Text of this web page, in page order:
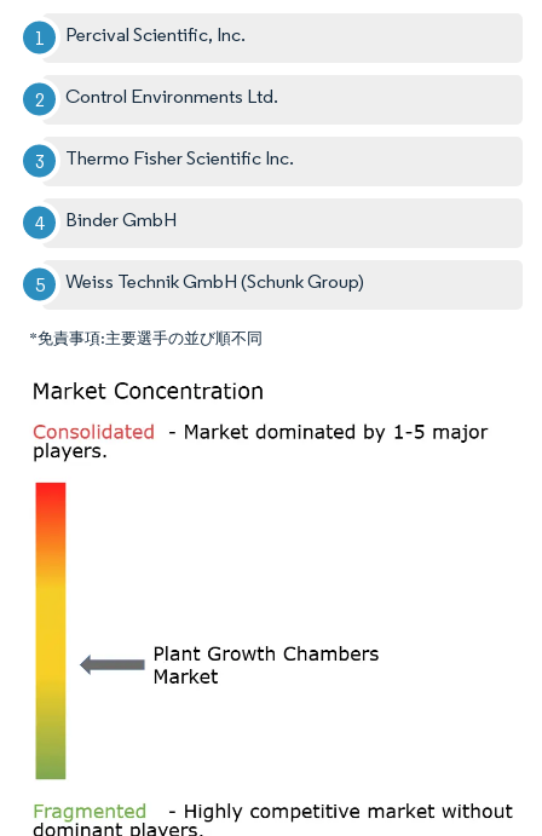
Percival Scientific, Inc.
Control Environments Ltd.
Thermo Fisher Scientific Inc.
Binder GmbH
Weiss Technik GmbH (Schunk Group)
*免責事項:主要選手の並び順不同